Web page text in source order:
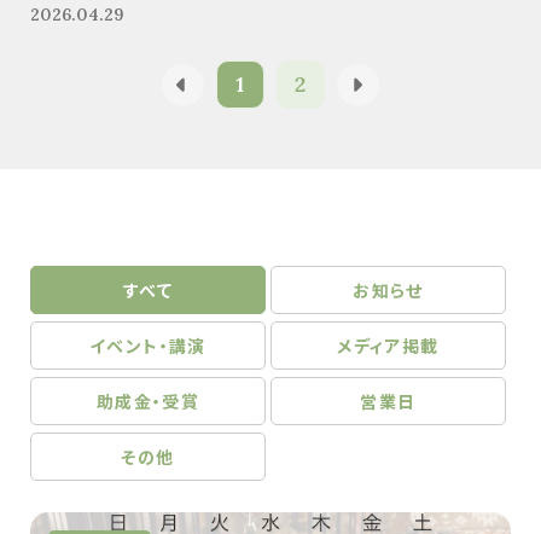
2026.04.29
1 2
すべて お知らせ
イベント・講演 メディア掲載
助成金・受賞 営業日
その他